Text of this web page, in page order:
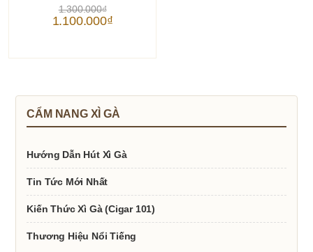
1.300.000₫Giá
gốc
là:
1.100.000₫Giá
1.100.000₫.
CẨM NANG XÌ GÀ
Hướng Dẫn Hút Xì Gà
Tin Tức Mới Nhất
Kiến Thức Xì Gà (Cigar 101)
Thương Hiệu Nổi Tiếng